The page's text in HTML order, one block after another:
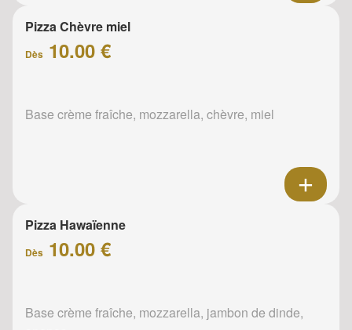
Pizza Chèvre miel
Dès 10.00 €
Base crème fraîche, mozzarella, chèvre, miel
Pizza Hawaïenne
Dès 10.00 €
Base crème fraîche, mozzarella, jambon de dinde,